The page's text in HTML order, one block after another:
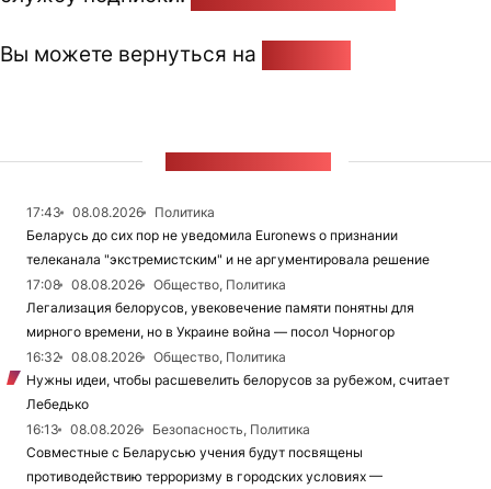
Вы можете вернуться на
17:43 08.08.2026
Политика
Беларусь до сих пор не уведомила Euronews о признании
телеканала "экстремистским" и не аргументировала решение
17:08
08.08.2026
Общество, Политика
Легализация белорусов, увековечение памяти понятны для
мирного времени, но в Украине война — посол Чорногор
16:32
08.08.2026
Общество, Политика
Нужны идеи, чтобы расшевелить белорусов за рубежом, считает
Лебедько
16:13
08.08.2026
Безопасность, Политика
Совместные с Беларусью учения будут посвящены
противодействию терроризму в городских условиях —